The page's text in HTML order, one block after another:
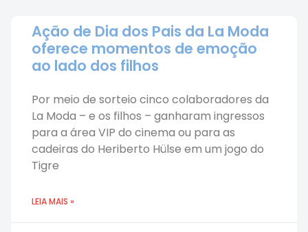
Ação de Dia dos Pais da La Moda
oferece momentos de emoção
ao lado dos filhos
Por meio de sorteio cinco colaboradores da
La Moda – e os filhos – ganharam ingressos
para a área VIP do cinema ou para as
cadeiras do Heriberto Hülse em um jogo do
Tigre
LEIA MAIS »